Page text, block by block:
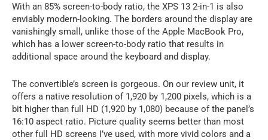
With an 85% screen-to-body ratio, the XPS 13 2-in-1 is also
enviably modern-looking. The borders around the display are
vanishingly small, unlike those of the Apple MacBook Pro,
which has a lower screen-to-body ratio that results in
additional space around the keyboard and display.
The convertible’s screen is gorgeous. On our review unit, it
offers a native resolution of 1,920 by 1,200 pixels, which is a
bit higher than full HD (1,920 by 1,080) because of the panel’s
16:10 aspect ratio. Picture quality seems better than most
other full HD screens I’ve used, with more vivid colors and a